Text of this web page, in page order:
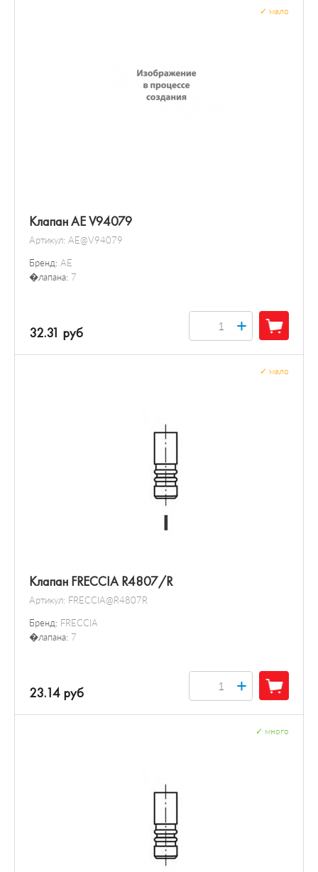
Клапан AE V94079
Артикул: AE@V94079
Бренд: AE
�лапана: 7
мало
32.31 руб +
Клапан FRECCIA R4807/R
Артикул: FRECCIA@R4807R
Бренд: FRECCIA
�лапана: 7
мало
23.14 руб +
много